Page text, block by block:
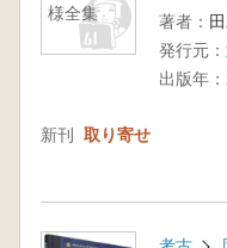
様全集
著者：
発行元：
出版年：
新刊 取り寄せ